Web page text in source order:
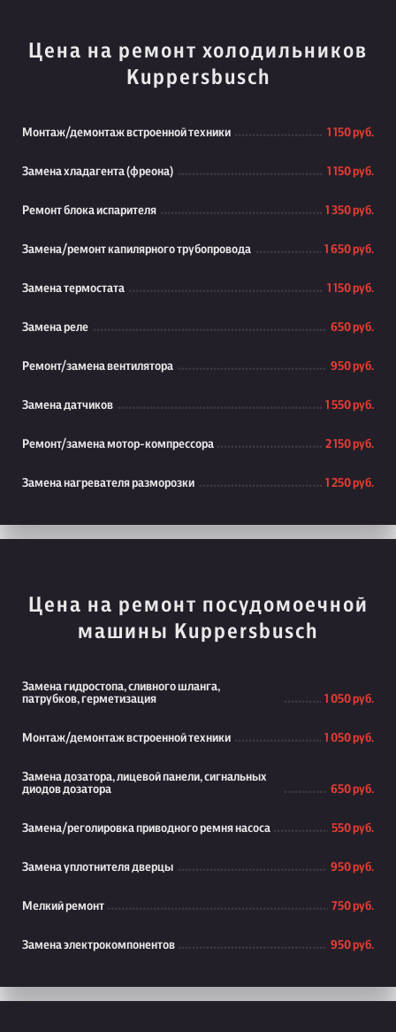
Цена на ремонт холодильников
Kuppersbusch
Монтаж/демонтаж встроенной техники 1 150 руб.
Замена хладагента (фреона) 1 150 руб.
Ремонт блока испарителя 1 350 руб.
Замена/ремонт капилярного трубопровода 1 650 руб.
Замена термостата 1 150 руб.
Замена реле 650 руб.
Ремонт/замена вентилятора 950 руб.
Замена датчиков 1 550 руб.
Ремонт/замена мотор-компрессора 2 150 руб.
Замена нагревателя разморозки 1 250 руб.
Цена на ремонт посудомоечной
машины Kuppersbusch
Замена гидростопа, сливного шланга,
патрубков, герметизация
1 050 руб.
Монтаж/демонтаж встроенной техники 1 050 руб.
Замена дозатора, лицевой панели, сигнальных
диодов дозатора
650 руб.
Замена/реголировка приводного ремня насоса 550 руб.
Замена уплотнителя дверцы 950 руб.
Мелкий ремонт 750 руб.
Замена электрокомпонентов 950 руб.